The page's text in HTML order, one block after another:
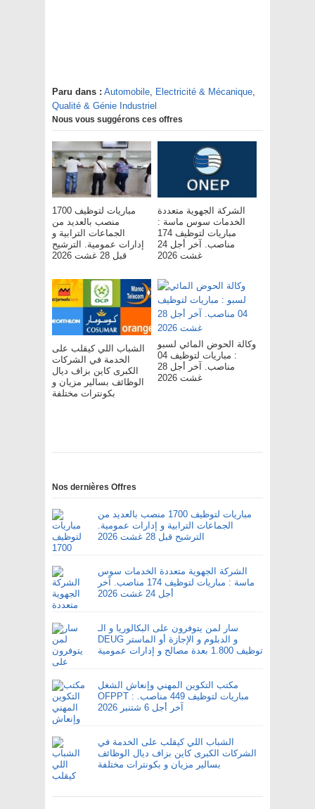
Paru dans : Automobile, Electricité & Mécanique,
Qualité & Génie Industriel
Nous vous suggérons ces offres
مباريات لتوظيف 1700
منصب بالعديد من
الجماعات الترابية و
إدارات عمومية. الترشيح
قبل 28 غشت 2026
الشركة الجهوية متعددة
الخدمات سوس ماسة :
مباريات لتوظيف 174
مناصب. آخر أجل 24
غشت 2026
الشباب اللي كيقلب على
الخدمة في الشركات
الكبرى كاين بزاف ديال
الوظائف بسالير مزيان و
بكونترات مختلفة
وكالة الحوض المائي لسبو
: مباريات لتوظيف 04
مناصب. آخر أجل 28
غشت 2026
Nos dernières Offres
مباريات لتوظيف 1700 منصب بالعديد من
الجماعات الترابية و إدارات عمومية.
الترشيح قبل 28 غشت 2026
الشركة الجهوية متعددة الخدمات سوس
ماسة : مباريات لتوظيف 174 مناصب. آخر
أجل 24 غشت 2026
سار لمن يتوفرون على البكالوريا و الـ
DEUG و الدبلوم و الإجازة أو الماستر
توظيف 1.800 بعدة مصالح و إدارات عمومية
مكتب التكوين المهني وإنعاش الشغل
OFPPT : مباريات لتوظيف 449 مناصب.
آخر أجل 6 شتنبر 2026
الشباب اللي كيقلب على الخدمة في
الشركات الكبرى كاين بزاف ديال الوظائف
بسالير مزيان و بكونترات مختلفة